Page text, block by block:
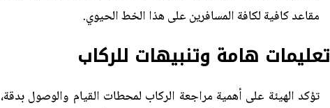
مقاعد كافية لكافة المسافرين على هذا الخط الحيوي.
تعليمات هامة وتنبيهات للركاب
تؤكد الهيئة على أهمية مراجعة الركاب لمحطات القيام والوصول بدقة،